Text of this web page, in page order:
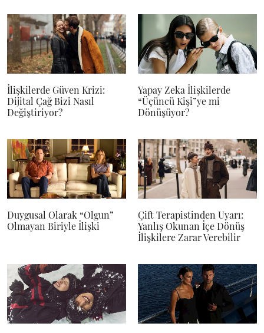
İlişkilerde Güven Krizi:
Dijital Çağ Bizi Nasıl
Değiştiriyor?
Yapay Zeka İlişkilerde
“Üçüncü Kişi”ye mi
Dönüşüyor?
Duygusal Olarak “Olgun”
Olmayan Biriyle İlişki
Çift Terapistinden Uyarı:
Yanlış Okunan İçe Dönüş
İlişkilere Zarar Verebilir